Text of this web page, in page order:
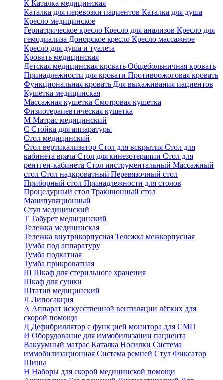
К Каталка медицинская
Каталка для перевозки пациентов Каталка для душа
Кресло медицинское
Гериатрическое кресло Кресло для анализов Кресло для
гемодиализа Донорское кресло Кресло массажное
Кресло для душа и туалета
Кровать медицинская
Детская медицинская кровать Общебольничная кровать
Принадлежности для кровати Противоожоговая кровать
Функциональная кровать Для выхаживания пациентов
Кушетка медицинская
Массажная кушетка Смотровая кушетка
Физиотерапевтическая кушетка
М Матрас медицинский
С Стойка для аппаратуры
Стол медицинский
Стол вертикализатор Стол для вскрытия Стол для
кабинета врача Стол для кинезотерапии Стол для
рентген-кабинета Стол инструментальный Массажный
стол Стол надкроватный Перевязочный стол
Приборный стол Принадлежности для столов
Процедурный стол Тракционный стол
Манипуляционный
Стул медицинский
Т Табурет медицинский
Тележка медицинская
Тележка внутрикорпусная Тележка межкорпусная
Тумба под аппаратуру
Тумба подкатная
Тумба прикроватная
Ш Шкаф для стерильного хранения
Шкаф для сушки
Штатив медицинский
Л Липосакция
А Аппарат искусственной вентиляции лёгких для
скорой помощи
Д Дефибриллятор с функцией монитора для СМП
И Оборудование для иммобилизации пациента
Вакуумный матрас Каталка Носилки Система
иммобилизационная Система ремней Стул Фиксатор
Шины
Н Наборы для скорой медицинской помощи